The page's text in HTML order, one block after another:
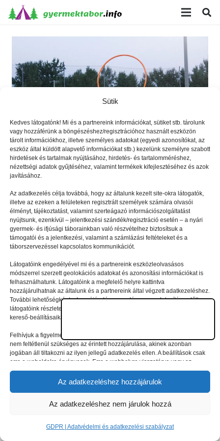
Sütik
Kedves látogatónk! Mi és a partnereink információkat, sütiket stb. tárolunk
vagy hozzáférünk a böngészéshez/regisztrációhoz használt eszközön
tárolt információkhoz, illetve személyes adatokat (egyedi azonosítókat, az
eszköz által küldött alapvető információkat stb.) kezelünk személyre szabott
hirdetések és tartalmak nyújtásához, hirdetés- és tartalomméréshez,
nézettségi adatok gyűjtéséhez, valamint termékek kifejlesztéséhez és azok
javításához.
Az adatkezelés célja továbbá, hogy az általunk kezelt site-okra látogatók,
illetve az ezeken a felületeken regisztrált személyek számára olvasói
élményt, tájékoztatást, valamint szerteágazó információszolgáltatást
nyújtsunk, ezenkívül – jelentkezési szándék/regisztráció esetén – a nyári
gyermek- és ifjúsági táborainkban való részvételhez biztosítsuk a
támogatói és a jelentkezési, valamint a számlázási feltételeket és a
táborszervezéssel kapcsolatos kommunikációt.
Látogatóink engedélyével mi és a partnereink eszközleolvasásos
módszerrel szerzett geolokációs adatokat és azonosítási információkat is
felhasználhatunk. Látogatóink a megfelelő helyre kattintva
hozzájárulhatnak az általunk és a partnereink által végzett adatkezeléshez.
További lehetőségként a hozzájárulás megadása vagy elutasítása előtt
látogatóink részletesebb információkhoz juthatnak, és megváltoztathatják
kereső-beállításaikat.
Felhívjuk a figyelmet arra, hogy a személyes adatok bizonyos kezeléséhez
nem feltétlenül szükséges az érintett hozzájárulása, akinek azonban
jogában áll tiltakozni az ilyen jellegű adatkezelés ellen. A beállítások csak
erre a weboldalra érvényesek. Erre a webhelyre visszatérve vagy az
ADATKEZELÉSI TÁJÉKOZTATÓ, ADATVÉDELMI ÉS ADATKEZELÉSI
SZABÁLYZAT A PT-WEBOLDALAK LÁTOGATÓINAK ÉS
Az adatkezeléshez hozzájárulok
Az adatkezeléshez nem járulok hozzá
GDPR | Adatvédelmi és adatkezelési szabályzat
Pofonegyszerű játékszabályok
© 2026 gyermektabor.info | Minden jog fenntartva